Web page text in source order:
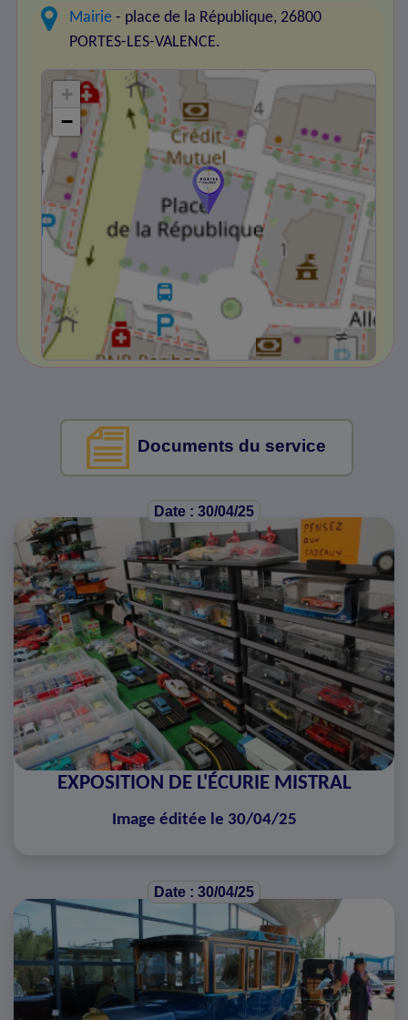
Mairie - place de la République, 26800
PORTES-LES-VALENCE.
+
−
Documents du service
Date : 30/04/25
EXPOSITION DE L'ÉCURIE MISTRAL
Image éditée le 30/04/25
Date : 30/04/25